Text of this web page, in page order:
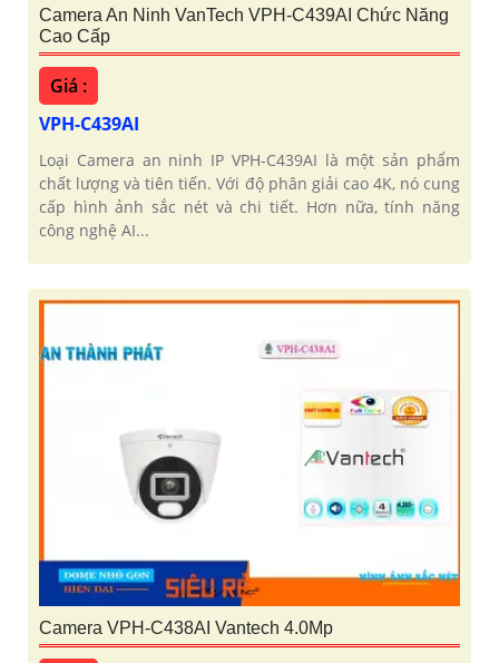
Camera An Ninh VanTech VPH-C439AI Chức Năng
Cao Cấp
Giá :
VPH-C439AI
Loại Camera an ninh IP VPH-C439AI là một sản phẩm
chất lượng và tiên tiến. Với độ phân giải cao 4K, nó cung
cấp hình ảnh sắc nét và chi tiết. Hơn nữa, tính năng
công nghệ AI...
Camera VPH-C438AI Vantech 4.0Mp